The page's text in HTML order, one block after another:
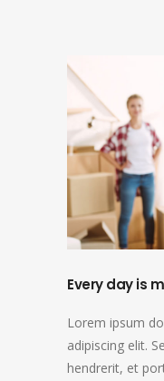
Every day is
Lorem ipsum
adipiscing elit.
hendrerit, et